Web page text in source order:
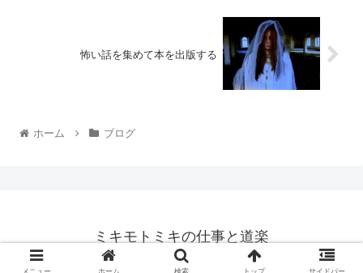
怖い話を集めて本を出版する
ホーム ブログ
ミキモトミキの仕事と道楽
© 2014 ミキモトミキの仕事と道楽.
メニュー ホーム 検索 トップ サイドバー